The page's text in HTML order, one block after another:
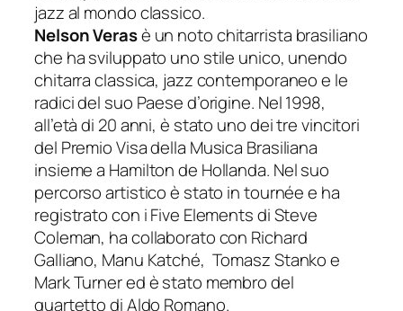
jazz al mondo classico.
Nelson Verasè un noto chitarrista brasiliano
che ha sviluppato uno stile unico, unendo
chitarra classica, jazz contemporaneo e le
radici del suo Paese d’origine. Nel 1998,
all’età di 20 anni, è stato uno dei tre vincitori
del Premio Visa della Musica Brasiliana
insieme a Hamilton de Hollanda. Nel suo
percorso artistico è stato in tournée e ha
registrato con i Five Elements di Steve
Coleman, ha collaborato con Richard
Galliano, Manu Katché, Tomasz Stanko e
Mark Turner ed è stato membro del
quartetto di Aldo Romano.